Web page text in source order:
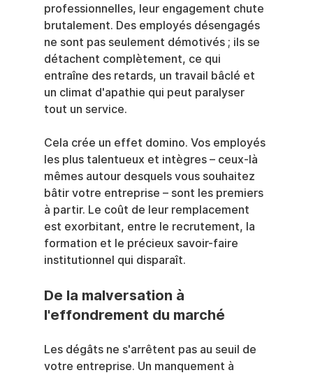
professionnelles, leur engagement chute
brutalement. Des employés désengagés
ne sont pas seulement démotivés ; ils se
détachent complètement, ce qui
entraîne des retards, un travail bâclé et
un climat d'apathie qui peut paralyser
tout un service.
Cela crée un effet domino. Vos employés
les plus talentueux et intègres – ceux-là
mêmes autour desquels vous souhaitez
bâtir votre entreprise – sont les premiers
à partir. Le coût de leur remplacement
est exorbitant, entre le recrutement, la
formation et le précieux savoir-faire
institutionnel qui disparaît.
De la malversation à
l'effondrement du marché
Les dégâts ne s'arrêtent pas au seuil de
votre entreprise. Un manquement à